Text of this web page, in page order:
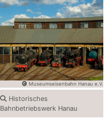
Museumseisenbahn Hanau e.V.
Historisches
Bahnbetriebswerk Hanau